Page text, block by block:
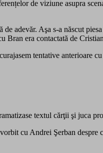
de viziune asupra
adevăr. Aşa s-a născut
Bran era contactată de
tentative anterioare
textul cărţii şi juca
cu Andrei Şerban despre